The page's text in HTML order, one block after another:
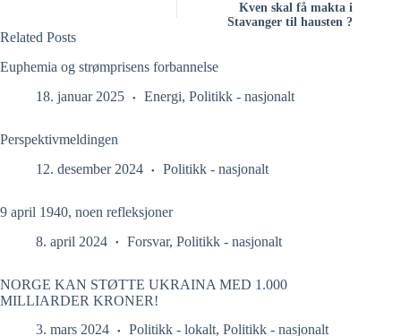
Kven skal få makta i
Stavanger til hausten ?
Related Posts
Euphemia og strømprisens forbannelse
18. januar 2025
Energi, Politikk - nasjonalt
Perspektivmeldingen
12. desember 2024
Politikk - nasjonalt
9 april 1940, noen refleksjoner
8. april 2024
Forsvar, Politikk - nasjonalt
NORGE KAN STØTTE UKRAINA MED 1.000
MILLIARDER KRONER!
3. mars 2024
Politikk - lokalt, Politikk - nasjonalt